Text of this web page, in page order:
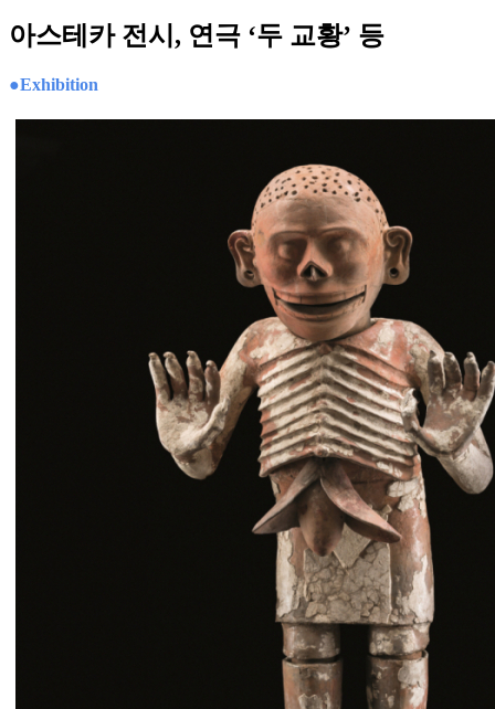
아스테카 전시, 연극 ‘두 교황’ 등
●Exhibition